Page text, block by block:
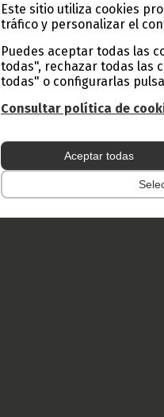
Este sitio utiliza cookies
tráfico y personalizar el
Puedes aceptar todas las
todas", rechazar todas las
todas" o configurarlas
Consultar política de
Aceptar todas